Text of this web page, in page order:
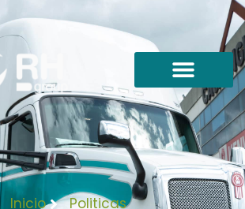
Inicio Politicas